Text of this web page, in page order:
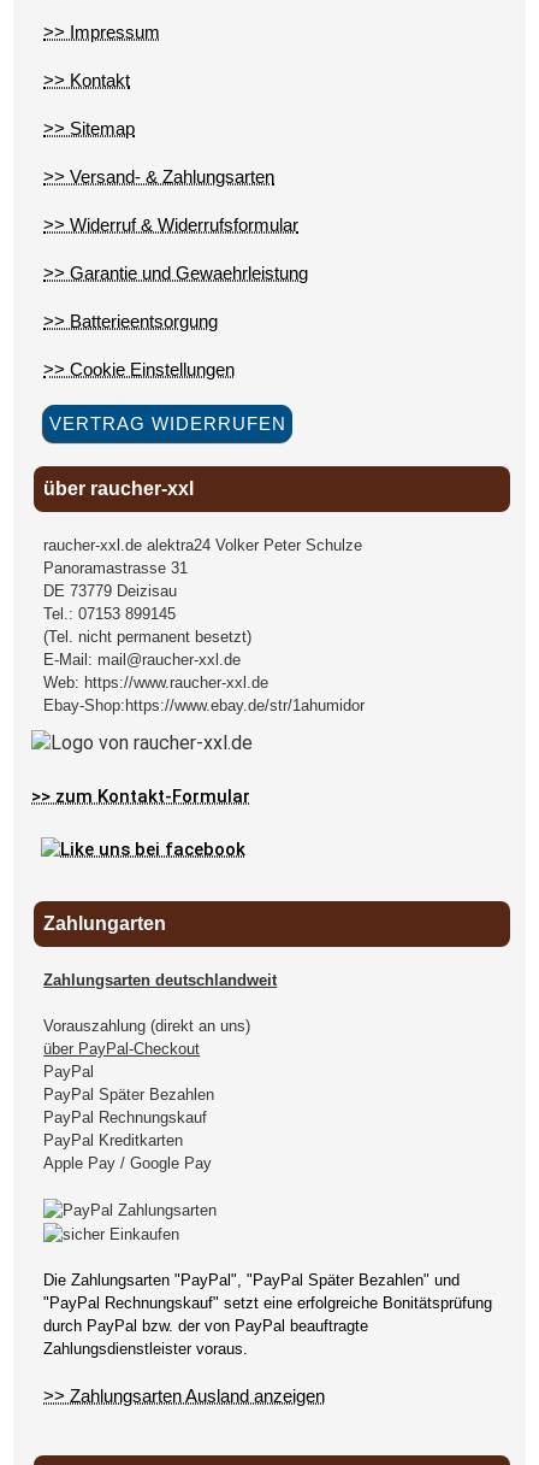
>> Impressum
>> Kontakt
>> Sitemap
>> Versand- & Zahlungsarten
>> Widerruf & Widerrufsformular
>> Garantie und Gewaehrleistung
>> Batterieentsorgung
>> Cookie Einstellungen
VERTRAG WIDERRUFEN
über raucher-xxl
raucher-xxl.de alektra24 Volker Peter Schulze
Panoramastrasse 31
DE 73779 Deizisau
Tel.:07153 899145
(Tel. nicht permanent besetzt)
E-Mail: mail@raucher-xxl.de
Web: https://www.raucher-xxl.de
Ebay-Shop: https://www.ebay.de/str/1ahumidor
>> zum Kontakt-Formular
Zahlungarten
Zahlungsarten deutschlandweit
Vorauszahlung (direkt an uns)
über PayPal-Checkout
PayPal
PayPal Später Bezahlen
PayPal Rechnungskauf
PayPal Kreditkarten
Apple Pay / Google Pay
Die Zahlungsarten "PayPal", "PayPal Später Bezahlen" und
"PayPal Rechnungskauf" setzt eine erfolgreiche Bonitätsprüfung
durch PayPal bzw. der von PayPal beauftragte
Zahlungsdienstleister voraus.
>> Zahlungsarten Ausland anzeigen